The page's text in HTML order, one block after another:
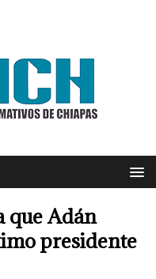
que Adán
presidente